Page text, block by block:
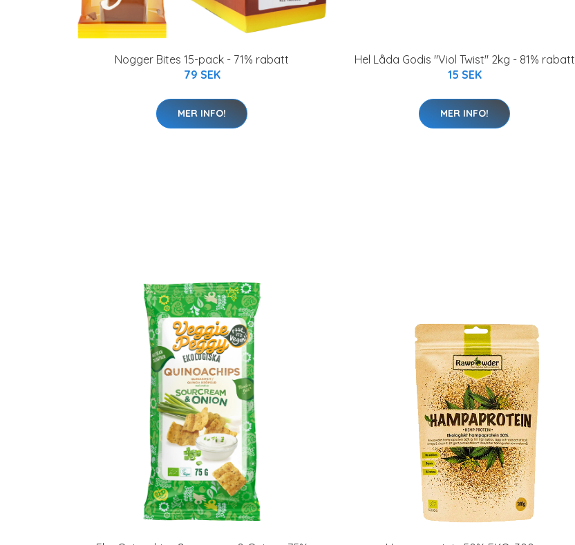
Nogger Bites 15-pack - 71% rabatt
79 SEK
MER INFO!
Hel Låda Godis "Viol Twist" 2kg - 81% rabatt
15 SEK
MER INFO!